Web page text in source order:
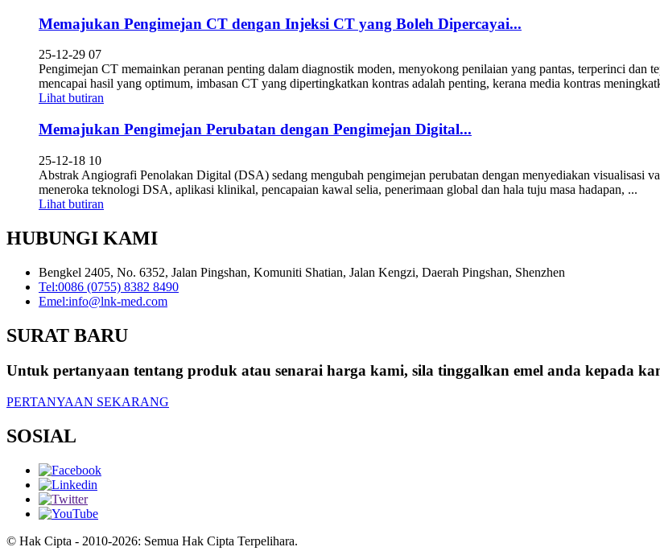
Memajukan Pengimejan CT dengan Injeksi CT yang Boleh Dipercayai...
25-12-29 07
Pengimejan CT memainkan peranan penting dalam diagnostik moden, menyokong penilaian yang pantas, terperinci
mencapai hasil yang optimum, imbasan CT yang dipertingkatkan kontras adalah penting, kerana media kontras
Lihat butiran
Memajukan Pengimejan Perubatan dengan Pengimejan Digital...
25-12-18 10
Abstrak Angiografi Penolakan Digital (DSA) sedang mengubah pengimejan perubatan dengan menyediakan visualisasi
meneroka teknologi DSA, aplikasi klinikal, pencapaian kawal selia, penerimaan global dan hala tuju masa hadapan, ...
Lihat butiran
HUBUNGI KAMI
Bengkel 2405, No. 6352, Jalan Pingshan, Komuniti Shatian, Jalan Kengzi, Daerah Pingshan, Shenzhen
Tel:0086 (0755) 8382 8490
Emel:info@lnk-med.com
SURAT BARU
Untuk pertanyaan tentang produk atau senarai harga kami, sila tinggalkan emel anda kepada
PERTANYAAN SEKARANG
SOSIAL
© Hak Cipta - 2010-2026: Semua Hak Cipta Terpelihara.